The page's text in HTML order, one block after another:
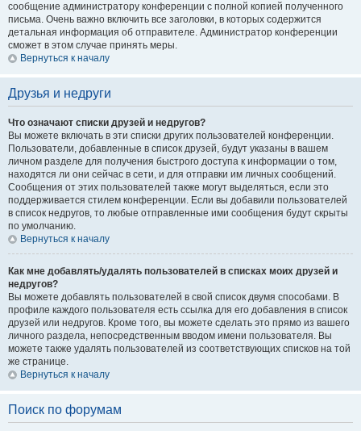
сообщение администратору конференции с полной копией полученного
письма. Очень важно включить все заголовки, в которых содержится
детальная информация об отправителе. Администратор конференции
сможет в этом случае принять меры.
Вернуться к началу
Друзья и недруги
Что означают списки друзей и недругов?
Вы можете включать в эти списки других пользователей конференции.
Пользователи, добавленные в список друзей, будут указаны в вашем
личном разделе для получения быстрого доступа к информации о том,
находятся ли они сейчас в сети, и для отправки им личных сообщений.
Сообщения от этих пользователей также могут выделяться, если это
поддерживается стилем конференции. Если вы добавили пользователей
в список недругов, то любые отправленные ими сообщения будут скрыты
по умолчанию.
Вернуться к началу
Как мне добавлять/удалять пользователей в списках моих друзей и
недругов?
Вы можете добавлять пользователей в свой список двумя способами. В
профиле каждого пользователя есть ссылка для его добавления в список
друзей или недругов. Кроме того, вы можете сделать это прямо из вашего
личного раздела, непосредственным вводом имени пользователя. Вы
можете также удалять пользователей из соответствующих списков на той
же странице.
Вернуться к началу
Поиск по форумам